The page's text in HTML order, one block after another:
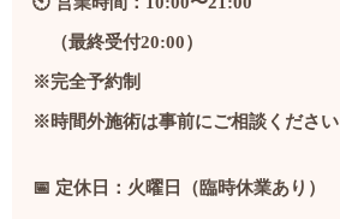
（最終受付20:00）
※完全予約制
※時間外施術は事前にご相談ください
📅 定休日：火曜日（臨時休業あり）